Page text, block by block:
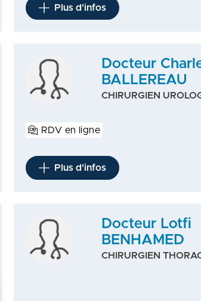
Plus d'infos
Docteur
BALLEREAU
CHIRURGIEN
RDV en ligne
Plus d'infos
Docteur Lotfi
BENHAMED
CHIRURGIEN